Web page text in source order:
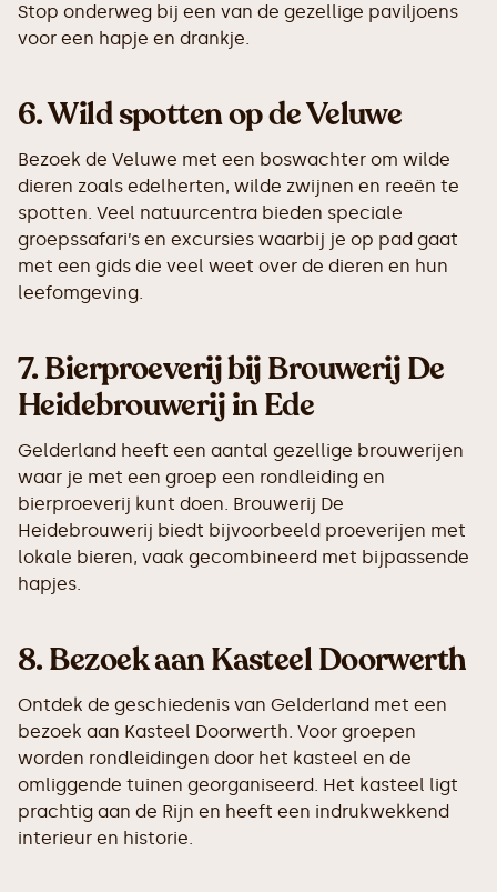
Stop onderweg bij een van de gezellige paviljoens
voor een hapje en drankje.
6.Wild spotten op de Veluwe
Bezoek de Veluwe met een boswachter om wilde
dieren zoals edelherten, wilde zwijnen en reeën te
spotten. Veel natuurcentra bieden speciale
groepssafari’s en excursies waarbij je op pad gaat
met een gids die veel weet over de dieren en hun
leefomgeving.
7.Bierproeverij bij Brouwerij De
Heidebrouwerij in Ede
Gelderland heeft een aantal gezellige brouwerijen
waar je met een groep een rondleiding en
bierproeverij kunt doen. Brouwerij De
Heidebrouwerij biedt bijvoorbeeld proeverijen met
lokale bieren, vaak gecombineerd met bijpassende
hapjes.
8.Bezoek aan Kasteel Doorwerth
Ontdek de geschiedenis van Gelderland met een
bezoek aan Kasteel Doorwerth. Voor groepen
worden rondleidingen door het kasteel en de
omliggende tuinen georganiseerd. Het kasteel ligt
prachtig aan de Rijn en heeft een indrukwekkend
interieur en historie.